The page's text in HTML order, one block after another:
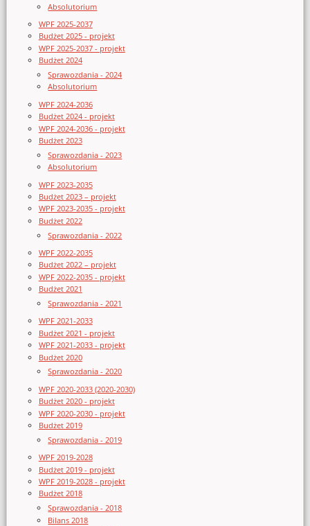
Absolutorium
WPF 2025-2037
Budżet 2025 - projekt
WPF 2025-2037 - projekt
Budżet 2024
Sprawozdania - 2024
Absolutorium
WPF 2024-2036
Budżet 2024 - projekt
WPF 2024-2036 - projekt
Budżet 2023
Sprawozdania - 2023
Absolutorium
WPF 2023-2035
Budżet 2023 – projekt
WPF 2023-2035 - projekt
Budżet 2022
Sprawozdania - 2022
WPF 2022-2035
Budżet 2022 – projekt
WPF 2022-2035 - projekt
Budżet 2021
Sprawozdania - 2021
WPF 2021-2033
Budżet 2021 - projekt
WPF 2021-2033 - projekt
Budżet 2020
Sprawozdania - 2020
WPF 2020-2033 (2020-2030)
Budżet 2020 - projekt
WPF 2020-2030 - projekt
Budżet 2019
Sprawozdania - 2019
WPF 2019-2028
Budżet 2019 - projekt
WPF 2019-2028 - projekt
Budżet 2018
Sprawozdania - 2018
Bilans 2018